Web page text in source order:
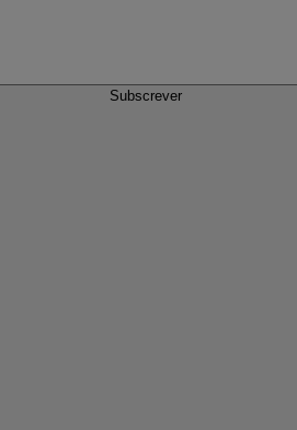
Subscrever